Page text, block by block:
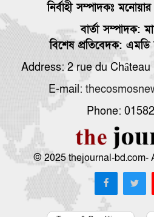
নির্বাহী সম্পাদকঃ
বার্তা সম্পাদক:
বিশেষ প্রতিবেদক:
Address: 2 rue du
E-mail:
Phone:
© 2025 thejournal-bd.com-